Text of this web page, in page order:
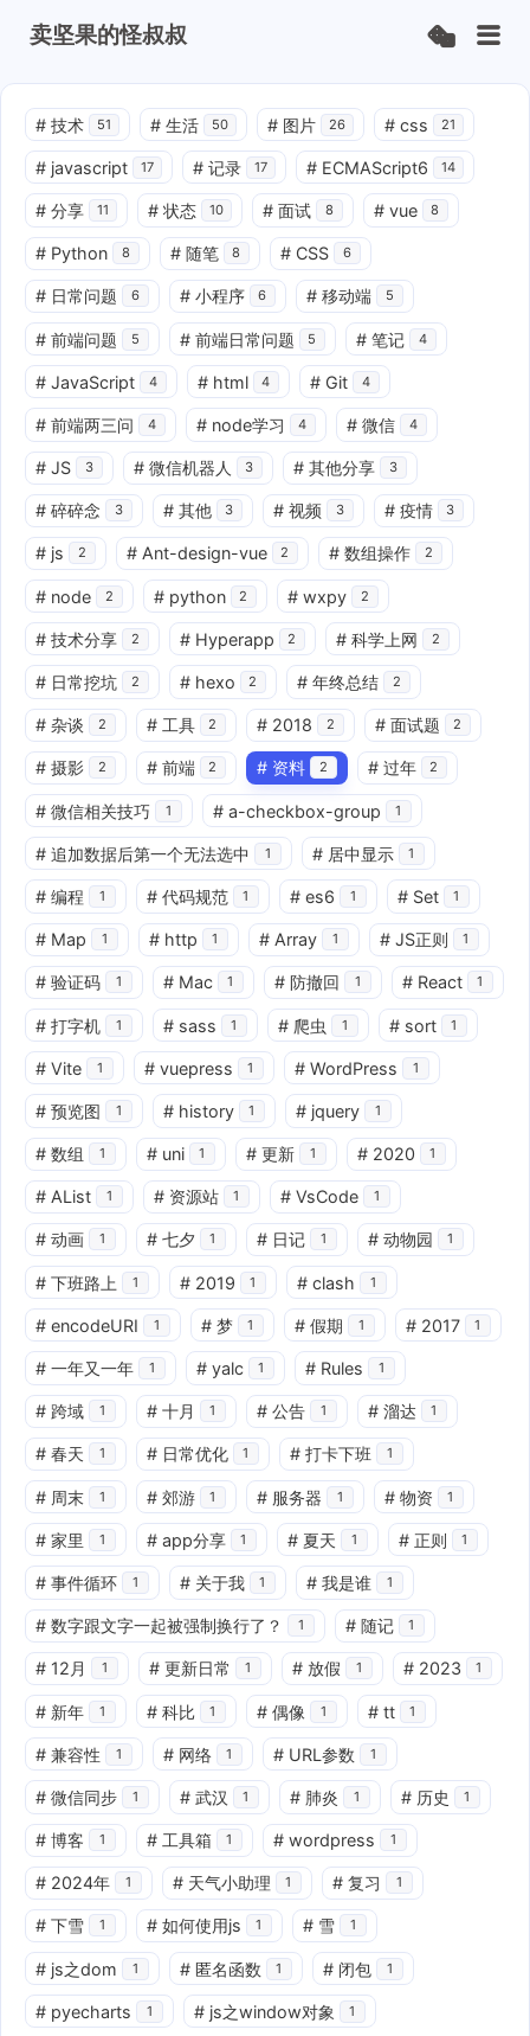
卖坚果的怪叔叔
# 技术 51 # 生活 50 # 图片 26 # css 21
# javascript 17 # 记录 17 # ECMAScript6 14
# 分享 11 # 状态 10 # 面试 8 # vue 8
# Python 8 # 随笔 8 # CSS 6
# 日常问题 6 # 小程序 6 # 移动端 5
# 前端问题 5 # 前端日常问题 5 # 笔记 4
# JavaScript 4 # html 4 # Git 4
# 前端两三问 4 # node学习 4 # 微信 4
# JS 3 # 微信机器人 3 # 其他分享 3
# 碎碎念 3 # 其他 3 # 视频 3 # 疫情 3
# js 2 # Ant-design-vue 2 # 数组操作 2
# node 2 # python 2 # wxpy 2
# 技术分享 2 # Hyperapp 2 # 科学上网 2
# 日常挖坑 2 # hexo 2 # 年终总结 2
# 杂谈 2 # 工具 2 # 2018 2 # 面试题 2
# 摄影 2 # 前端 2 # 资料 2 # 过年 2
# 微信相关技巧 1 # a-checkbox-group 1
# 追加数据后第一个无法选中 1 # 居中显示 1
# 编程 1 # 代码规范 1 # es6 1 # Set 1
# Map 1 # http 1 # Array 1 # JS正则 1
# 验证码 1 # Mac 1 # 防撤回 1 # React 1
# 打字机 1 # sass 1 # 爬虫 1 # sort 1
# Vite 1 # vuepress 1 # WordPress 1
# 预览图 1 # history 1 # jquery 1
# 数组 1 # uni 1 # 更新 1 # 2020 1
# AList 1 # 资源站 1 # VsCode 1
# 动画 1 # 七夕 1 # 日记 1 # 动物园 1
# 下班路上 1 # 2019 1 # clash 1
# encodeURI 1 # 梦 1 # 假期 1 # 2017 1
# 一年又一年 1 # yalc 1 # Rules 1
# 跨域 1 # 十月 1 # 公告 1 # 溜达 1
# 春天 1 # 日常优化 1 # 打卡下班 1
# 周末 1 # 郊游 1 # 服务器 1 # 物资 1
# 家里 1 # app分享 1 # 夏天 1 # 正则 1
# 事件循环 1 # 关于我 1 # 我是谁 1
# 数字跟文字一起被强制换行了？ 1 # 随记 1
# 12月 1 # 更新日常 1 # 放假 1 # 2023 1
# 新年 1 # 科比 1 # 偶像 1 # tt 1
# 兼容性 1 # 网络 1 # URL参数 1
# 微信同步 1 # 武汉 1 # 肺炎 1 # 历史 1
# 博客 1 # 工具箱 1 # wordpress 1
# 2024年 1 # 天气小助理 1 # 复习 1
# 下雪 1 # 如何使用js 1 # 雪 1
# js之dom 1 # 匿名函数 1 # 闭包 1
# pyecharts 1 # js之window对象 1